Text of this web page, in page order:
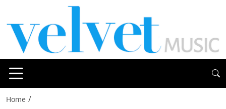
Home /